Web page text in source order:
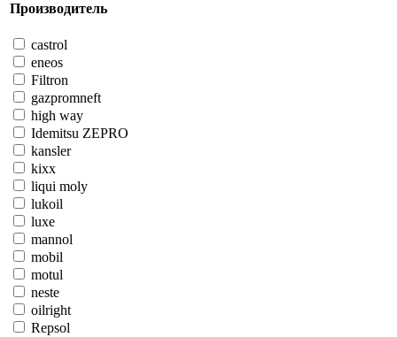
Производитель
castrol
eneos
Filtron
gazpromneft
high way
Idemitsu ZEPRO
kansler
kixx
liqui moly
lukoil
luxe
mannol
mobil
motul
neste
oilright
Repsol